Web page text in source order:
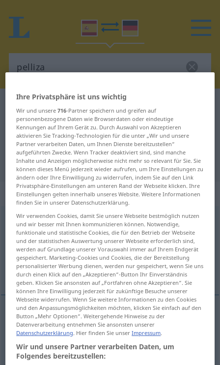
Spanisch-Deutsch Wörterbuch
Spanisch-Deutsch Übersetzung für
"pelliza"
"pelliza" Deutsch Übersetzung
„pelliza“: femenino
pellizaf
Übersicht aller Übersetzungen
(Für mehr Details die Übersetzung anklicken/antippen)
Pelzjacke, Winterjacke mit Pelzkragen
Pelzjackef pelliza
Winterjackefmit Pelzkragen pelliza
Ihre Privatsphäre ist uns wichtig
Wir und unsere716-Partner speichern und greifen auf
personenbezogene Daten wie Browserdaten oder eindeutige
Kennungen auf Ihrem Gerät zu. Durch Auswahl von Akzeptieren
aktivieren Sie Tracking-Technologien für die unter „Wir und unsere
Partner verarbeiten Daten, um Ihnen Dienste bereitzustellen“
aufgeführten Zwecke. Wenn Tracker deaktiviert sind, sind manche
Inhalte und Anzeigen möglicherweise nicht mehr so relevant für Sie. Sie
können dieses Menü jederzeit wieder aufrufen, um Ihre Einstellungen zu
ändern oder Ihre Einwilligung zu widerrufen, indem Sie auf den Link
Privatsphäre-Einstellungen am unteren Rand der Webseite klicken. Ihre
Einstellungen gelten innerhalb unseres Website. Weitere Informationen
finden Sie in unserer Datenschutzerklärung.
Wir verwenden Cookies, damit Sie unsere Webseite bestmöglich nutzen
und wir besser mit Ihnen kommunizieren können. Notwendige,
funktionale und statistische Cookies, die für den Betrieb der Webseite
und der statistischen Auswertung unserer Webseite erforderlich sind,
werden auf Grundlage unserer Vorauswahl immer auf Ihrem Endgerät
gespeichert. Marketing-Cookies und Cookies, die der Bereitstellung
personalisierter Werbung dienen, werden nur gespeichert, wenn Sie uns
durch einen Klick auf den „Akzeptieren“-Button Ihr Einverständnis
geben. Klicken Sie ansonsten auf „Fortfahren ohne Akzeptieren“. Sie
können Ihre Einwilligung jederzeit für zukünftige Besuche unserer
Webseite widerrufen. Wenn Sie weitere Informationen zu den Cookies
und den Anpassungsmöglichkeiten möchten, klicken Sie einfach auf den
Button „Mehr Optionen“. Weitergehende Hinweise zu der
Datenverarbeitung entnehmen Sie ansonsten unserer
Datenschutzerklärung. Hier finden Sie unserImpressum.
Wir und unsere Partner verarbeiten Daten, um
Folgendes bereitzustellen: